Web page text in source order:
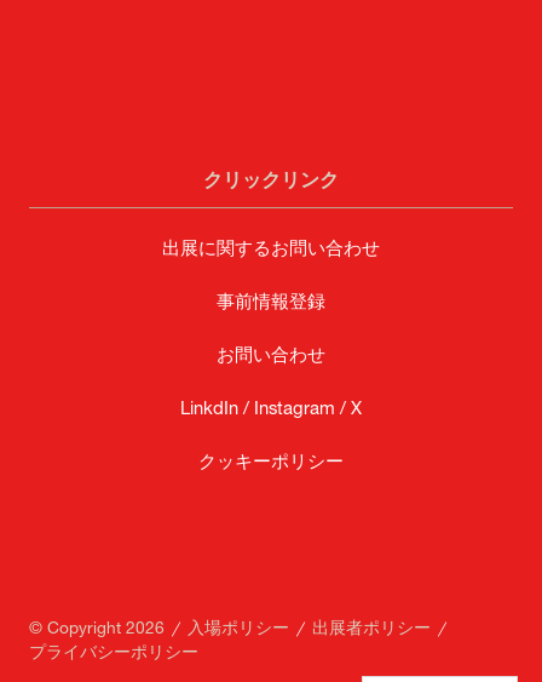
クリックリンク
出展に関するお問い合わせ
事前情報登録
お問い合わせ
LinkdIn / Instagram / X
クッキーポリシー
© Copyright 2026 入場ポリシー
出展者ポリシー
プライバシーポリシー